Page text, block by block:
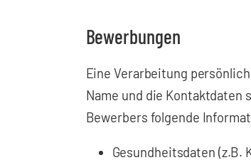
Bewerbungen
Eine Verarbeitung
Name und die Kontaktdaten
Bewerbers folgende
Gesundheitsdaten